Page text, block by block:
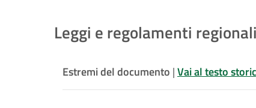
Leggi e regolamenti regionali
Estremi del documento |Vai al testo